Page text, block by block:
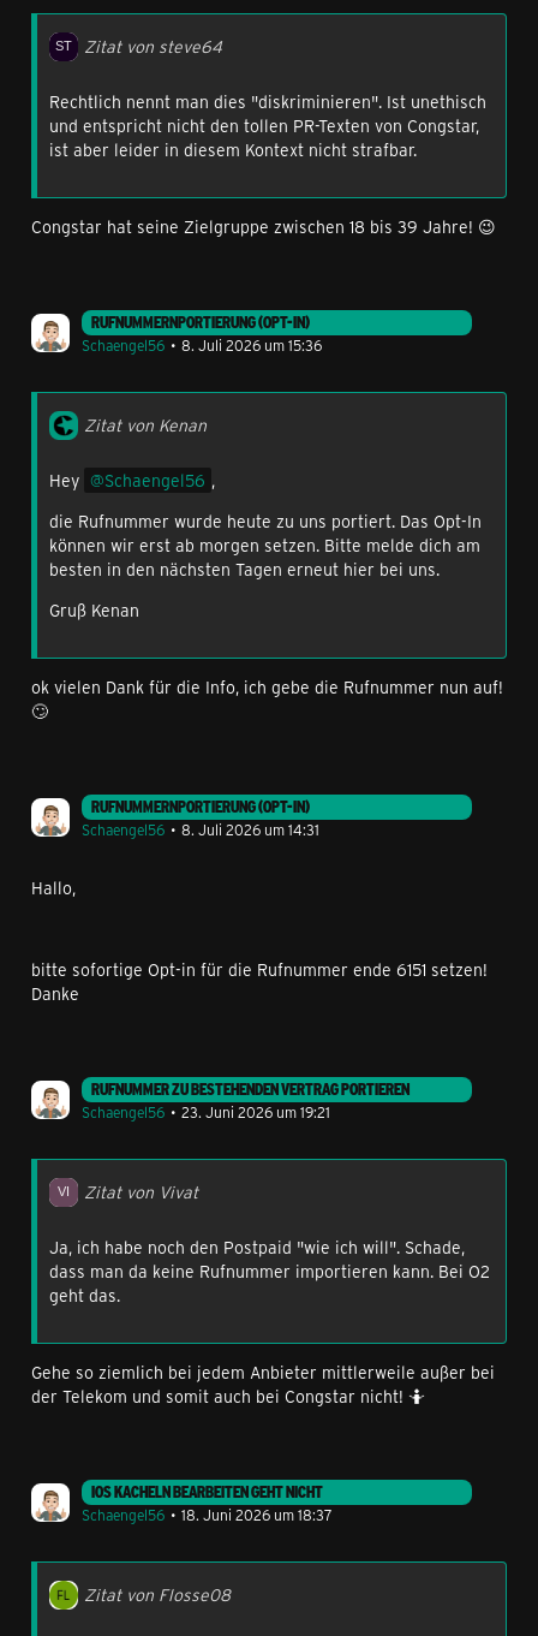
Tarife
Bei unseren Rechnungstarifen könnt ihr folgende
SMS
Rechnungen
Freundeskreis
Prepaid
Telefonie
Guthaben
KACHELN ÄNDERN
alternativ dazu etwas länger auf den Bildschirm drücken
und die Bearbeitung so aktivieren.
Zitat von steve64
Rechtlich nennt man dies "diskriminieren". Ist unethisch
und entspricht nicht den tollen PR-Texten von Congstar,
ist aber leider in diesem Kontext nicht strafbar.
Congstar hat seine Zielgruppe zwischen 18 bis 39 Jahre! 😉
RUFNUMMERNPORTIERUNG (OPT-IN)
Schaengel56
8. Juli 2026 um 15:36
Zitat von Kenan
Hey Schaengel56 ,
die Rufnummer wurde heute zu uns portiert. Das Opt-In
können wir erst ab morgen setzen. Bitte melde dich am
besten in den nächsten Tagen erneut hier bei uns.
Gruß Kenan
ok vielen Dank für die Info, ich gebe die Rufnummer nun auf!
🙄
RUFNUMMERNPORTIERUNG (OPT-IN)
Schaengel56
8. Juli 2026 um 14:31
Hallo,
bitte sofortige Opt-in für die Rufnummer ende 6151 setzen!
Danke
RUFNUMMER ZU BESTEHENDEN VERTRAG PORTIEREN
Schaengel56
23. Juni 2026 um 19:21
Zitat von Vivat
Ja, ich habe noch den Postpaid "wie ich will". Schade,
dass man da keine Rufnummer importieren kann. Bei O2
geht das.
Gehe so ziemlich bei jedem Anbieter mittlerweile außer bei
der Telekom und somit auch bei Congstar nicht! 🤷
IOS KACHELN BEARBEITEN GEHT NICHT
Schaengel56
18. Juni 2026 um 18:37
Zitat von Flosse08